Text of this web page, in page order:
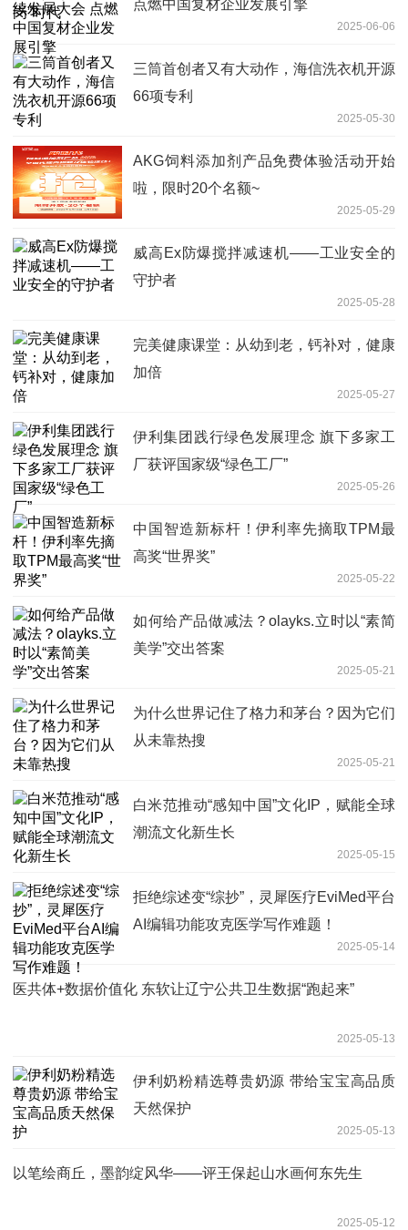
点燃中国复材企业发展引擎
2025-06-06
三筒首创者又有大动作，海信洗衣机开源
66项专利
2025-05-30
AKG饲料添加剂产品免费体验活动开始
啦，限时20个名额~
2025-05-29
威高Ex防爆搅拌减速机——工业安全的
守护者
2025-05-28
完美健康课堂：从幼到老，钙补对，健康
加倍
2025-05-27
伊利集团践行绿色发展理念 旗下多家工
厂获评国家级“绿色工厂”
2025-05-26
中国智造新标杆！伊利率先摘取TPM最
高奖“世界奖”
2025-05-22
如何给产品做减法？olayks.立时以“素简
美学”交出答案
2025-05-21
为什么世界记住了格力和茅台？因为它们
从未靠热搜
2025-05-21
白米范推动“感知中国”文化IP，赋能全球
潮流文化新生长
2025-05-15
拒绝综述变“综抄”，灵犀医疗EviMed平台
AI编辑功能攻克医学写作难题！
2025-05-14
医共体+数据价值化 东软让辽宁公共卫生数据“跑起来”
2025-05-13
伊利奶粉精选尊贵奶源 带给宝宝高品质
天然保护
2025-05-13
以笔绘商丘，墨韵绽风华——评王保起山水画何东先生
2025-05-12